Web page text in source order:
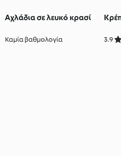
Αχλάδια σε λευκό κρασί
Καμία βαθμολογία 3.9